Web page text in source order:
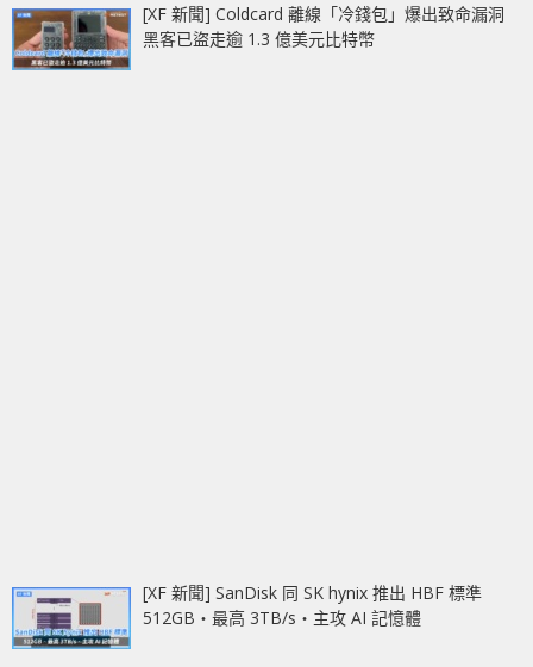
[XF 新聞] Coldcard 離線「冷錢包」爆出致命漏洞
黑客已盜走逾 1.3 億美元比特幣
[XF 新聞] SanDisk 同 SK hynix 推出 HBF 標準
512GB‧最高 3TB/s‧主攻 AI 記憶體